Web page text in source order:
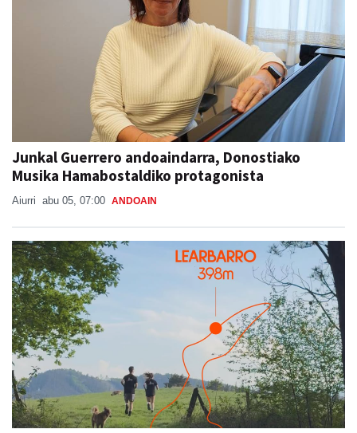
Junkal Guerrero andoaindarra, Donostiako
Musika Hamabostaldiko protagonista
Aiurri abu 05, 07:00 ANDOAIN